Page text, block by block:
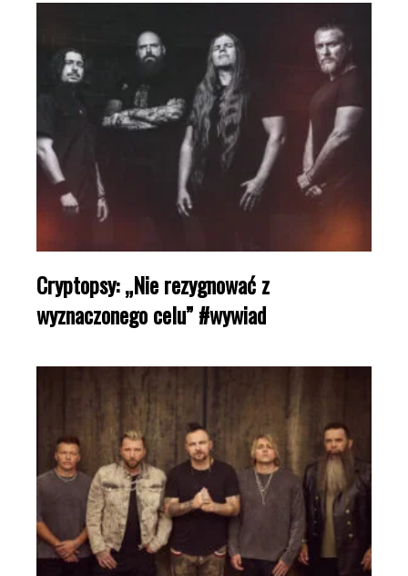
Cryptopsy: „Nie rezygnować z
wyznaczonego celu” #wywiad